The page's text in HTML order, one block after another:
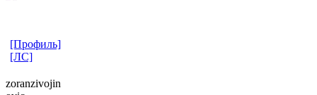
[Профиль]
[ЛС]
zoranzivojin